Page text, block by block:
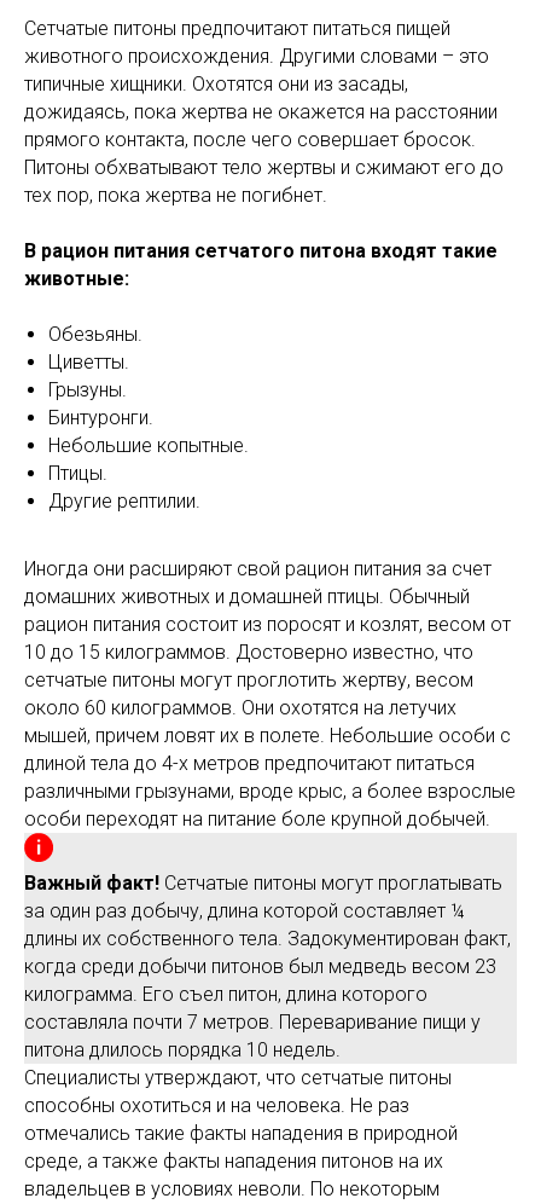
Сетчатые питоны предпочитают питаться пищей
животного происхождения. Другими словами – это
типичные хищники. Охотятся они из засады,
дожидаясь, пока жертва не окажется на расстоянии
прямого контакта, после чего совершает бросок.
Питоны обхватывают тело жертвы и сжимают его до
тех пор, пока жертва не погибнет.
В рацион питания сетчатого питона входят такие
животные:
Обезьяны.
Циветты.
Грызуны.
Бинтуронги.
Небольшие копытные.
Птицы.
Другие рептилии.
Иногда они расширяют свой рацион питания за счет
домашних животных и домашней птицы. Обычный
рацион питания состоит из поросят и козлят, весом от
10 до 15 килограммов. Достоверно известно, что
сетчатые питоны могут проглотить жертву, весом
около 60 килограммов. Они охотятся на летучих
мышей, причем ловят их в полете. Небольшие особи с
длиной тела до 4-х метров предпочитают питаться
различными грызунами, вроде крыс, а более взрослые
особи переходят на питание боле крупной добычей.
Важный факт! Сетчатые питоны могут проглатывать
за один раз добычу, длина которой составляет ¼
длины их собственного тела. Задокументирован факт,
когда среди добычи питонов был медведь весом 23
килограмма. Его съел питон, длина которого
составляла почти 7 метров. Переваривание пищи у
питона длилось порядка 10 недель.
Специалисты утверждают, что сетчатые питоны
способны охотиться и на человека. Не раз
отмечались такие факты нападения в природной
среде, а также факты нападения питонов на их
владельцев в условиях неволи. По некоторым